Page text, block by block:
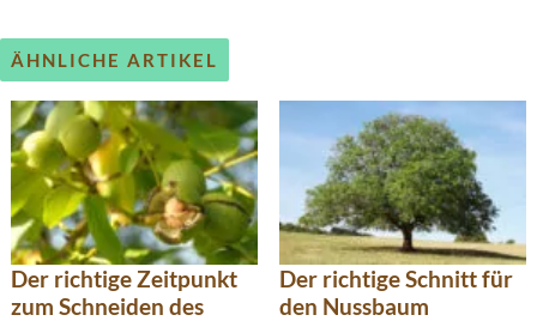
ÄHNLICHE ARTIKEL
Der richtige Zeitpunkt
zum Schneiden des
Der richtige Schnitt für
den Nussbaum